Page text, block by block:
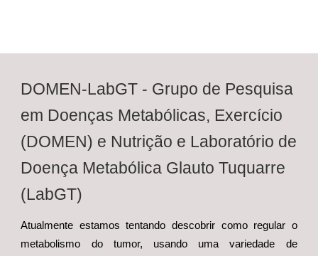
DOMEN-LabGT - Grupo de Pesquisa
em Doenças Metabólicas, Exercício
(DOMEN) e Nutrição e Laboratório de
Doença Metabólica Glauto Tuquarre
(LabGT)
Atualmente estamos tentando descobrir como regular o
metabolismo do tumor, usando uma variedade de